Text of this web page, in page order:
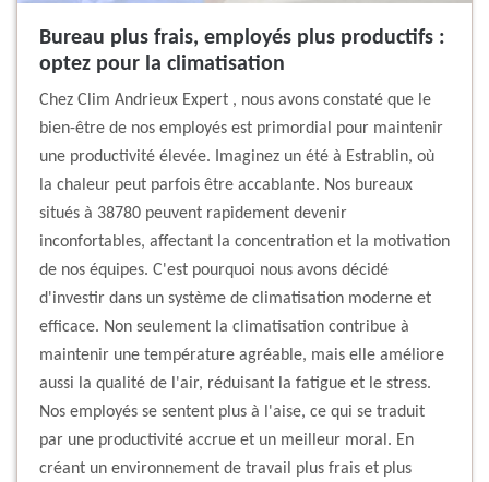
Bureau plus frais, employés plus productifs :
optez pour la climatisation
Chez Clim Andrieux Expert , nous avons constaté que le
bien-être de nos employés est primordial pour maintenir
une productivité élevée. Imaginez un été à Estrablin, où
la chaleur peut parfois être accablante. Nos bureaux
situés à 38780 peuvent rapidement devenir
inconfortables, affectant la concentration et la motivation
de nos équipes. C'est pourquoi nous avons décidé
d'investir dans un système de climatisation moderne et
efficace. Non seulement la climatisation contribue à
maintenir une température agréable, mais elle améliore
aussi la qualité de l'air, réduisant la fatigue et le stress.
Nos employés se sentent plus à l'aise, ce qui se traduit
par une productivité accrue et un meilleur moral. En
créant un environnement de travail plus frais et plus